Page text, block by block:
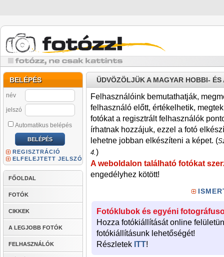
BELÉPÉS
név
jelszó
Automatikus belépés
REGISZTRÁCIÓ
ELFELEJTETT JELSZÓ
FŐOLDAL
FOTÓK
CIKKEK
A LEGJOBB FOTÓK
FELHASZNÁLÓK
ÜDVÖZÖLJÜK A MAGYAR HOBBI-
Felhasználóink bemutathatják,
felhasználó előtt, értékelhetik,
fotókat a regisztrált felhasználók
írhatnak hozzájuk, ezzel a fotó
lehetne jobban elkészíteni a képet. (
4.)
A weboldalon található fotókat
engedélyhez kötött!
Fotóklubok és egyéni
Hozza fotókiállítását online
fotókiállításunk lehetőségét!
Részletek ITT!